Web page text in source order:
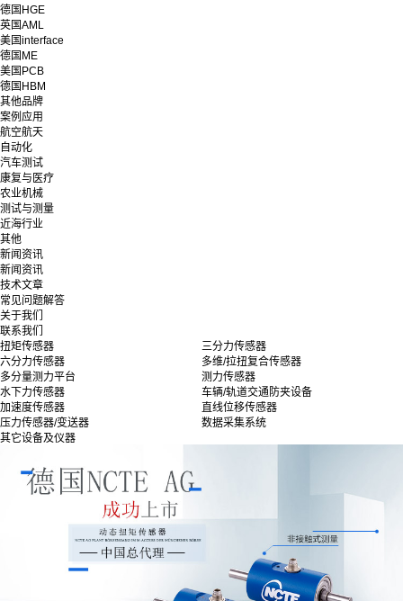
德国HGE
英国AML
美国interface
德国ME
美国PCB
德国HBM
其他品牌
案例应用
航空航天
自动化
汽车测试
康复与医疗
农业机械
测试与测量
近海行业
其他
新闻资讯
新闻资讯
技术文章
常见问题解答
关于我们
联系我们
扭矩传感器
三分力传感器
六分力传感器
多维/拉扭复合传感器
多分量测力平台
测力传感器
水下力传感器
车辆/轨道交通防夹设备
加速度传感器
直线位移传感器
压力传感器/变送器
数据采集系统
其它设备及仪器